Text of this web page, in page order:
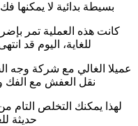
بسيطة بدائية لا يمكنها
كانت هذه العملية تمر
للغاية، اليوم قد
عميلا الغالي مع شركة وجه
نقل العفش مع
لهذا يمكنك التخلص التام
حديثة